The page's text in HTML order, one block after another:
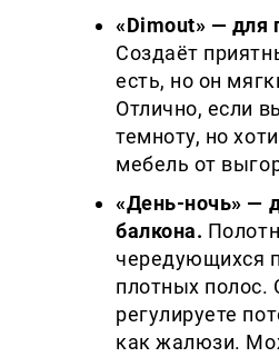
«Dimout» — для
Создаёт
есть, но он
Отлично, если
темноту, но
мебель от
«День-ночь» —
балкона.
чередующихся
плотных полос.
регулируете
как жалюзи.